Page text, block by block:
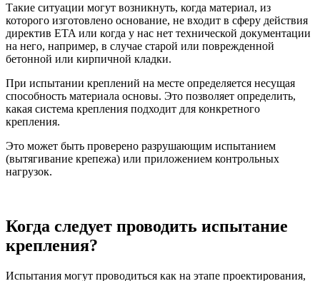
Такие ситуации могут возникнуть, когда материал, из
которого изготовлено основание, не входит в сферу действия
директив ETA или когда у нас нет технической документации
на него, например, в случае старой или поврежденной
бетонной или кирпичной кладки.
При испытании креплений на месте определяется несущая
способность материала основы. Это позволяет определить,
какая система крепления подходит для конкретного
крепления.
Это может быть проверено разрушающим испытанием
(вытягивание крепежа) или приложением контрольных
нагрузок.
Когда следует проводить испытание
крепления?
Испытания могут проводиться как на этапе проектирования,